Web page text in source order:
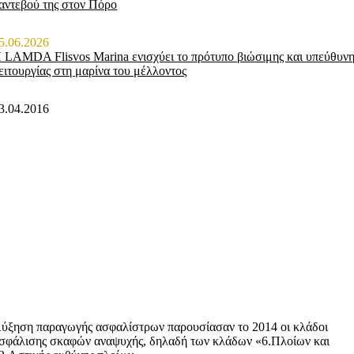
της στον Πόρο
Flisvos Marina ενισχύει το πρότυπο βιώσιμης και
στη μαρίνα του μέλλοντος
παραγωγής ασφαλίστρων παρουσίασαν το 2014 οι κλάδοι
σκαφών αναψυχής, δηλαδή των κλάδων «6.Πλοίων και